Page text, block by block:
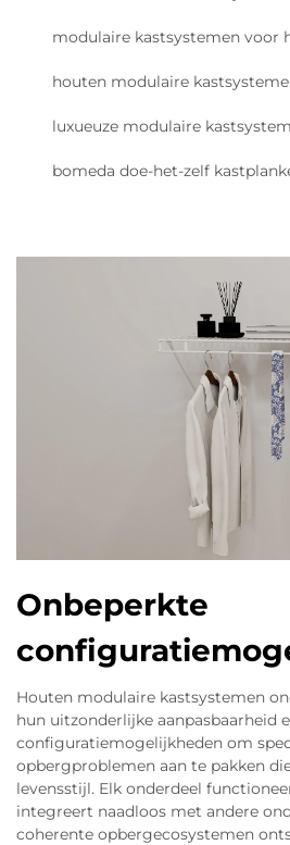
modulaire kastsystemen voor
houten modulaire
luxueuze modulaire
bomeda doe-het-zelf
Onbeperkte
Houten modulaire kastsystemen
hun uitzonderlijke aanpasbaarheid
configuratiemogelijkheden om
opbergproblemen aan te pakken
levensstijl. Elk onderdeel
integreert naadloos met andere
coherente opbergecosystemen